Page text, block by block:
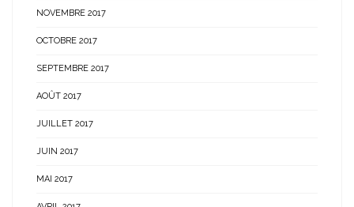
NOVEMBRE 2017
OCTOBRE 2017
SEPTEMBRE 2017
AOÛT 2017
JUILLET 2017
JUIN 2017
MAI 2017